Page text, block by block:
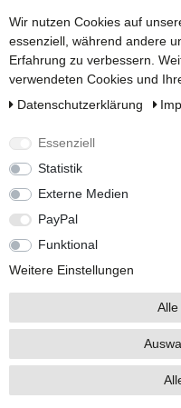
3P TECHNIK
UVP 379,61 €
Wir nutzen Cookies auf
essenziell, während andere
Erfahrung zu verbessern.
verwendeten Cookies und
Daten­schutz­erklärung
Essenziell
Statistik
Externe Medien
PayPal
Funktional
Weitere Einstellungen